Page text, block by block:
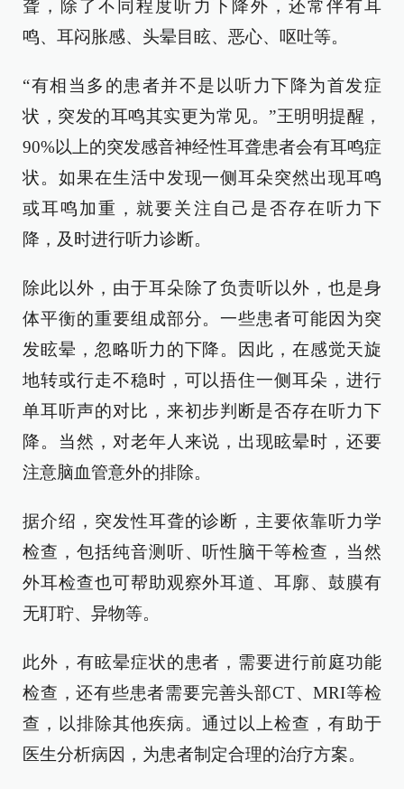
聋，除了不同程度听力下降外，还常伴有耳
鸣、耳闷胀感、头晕目眩、恶心、呕吐等。
“有相当多的患者并不是以听力下降为首发症
状，突发的耳鸣其实更为常见。”王明明提醒，
90%以上的突发感音神经性耳聋患者会有耳鸣症
状。如果在生活中发现一侧耳朵突然出现耳鸣
或耳鸣加重，就要关注自己是否存在听力下
降，及时进行听力诊断。
除此以外，由于耳朵除了负责听以外，也是身
体平衡的重要组成部分。一些患者可能因为突
发眩晕，忽略听力的下降。因此，在感觉天旋
地转或行走不稳时，可以捂住一侧耳朵，进行
单耳听声的对比，来初步判断是否存在听力下
降。当然，对老年人来说，出现眩晕时，还要
注意脑血管意外的排除。
据介绍，突发性耳聋的诊断，主要依靠听力学
检查，包括纯音测听、听性脑干等检查，当然
外耳检查也可帮助观察外耳道、耳廓、鼓膜有
无耵聍、异物等。
此外，有眩晕症状的患者，需要进行前庭功能
检查，还有些患者需要完善头部CT、MRI等检
查，以排除其他疾病。通过以上检查，有助于
医生分析病因，为患者制定合理的治疗方案。